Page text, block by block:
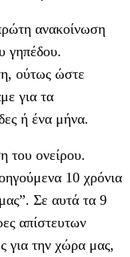
ανακοίνωση
γηπέδου.
ούτως ώστε
για τα
ή ένα μήνα.
του ονείρου.
10 χρόνια
Σε αυτά τα 9
απίστευτων
για την χώρα μας,